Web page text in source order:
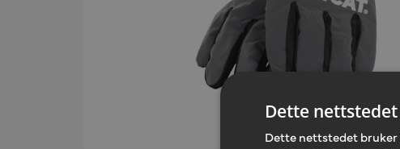
Dette
Dette nettstedet bruker